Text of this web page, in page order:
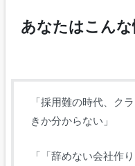
あなたはこん
「採用難の時代、ク
きか分からない」
「「辞めない会社作